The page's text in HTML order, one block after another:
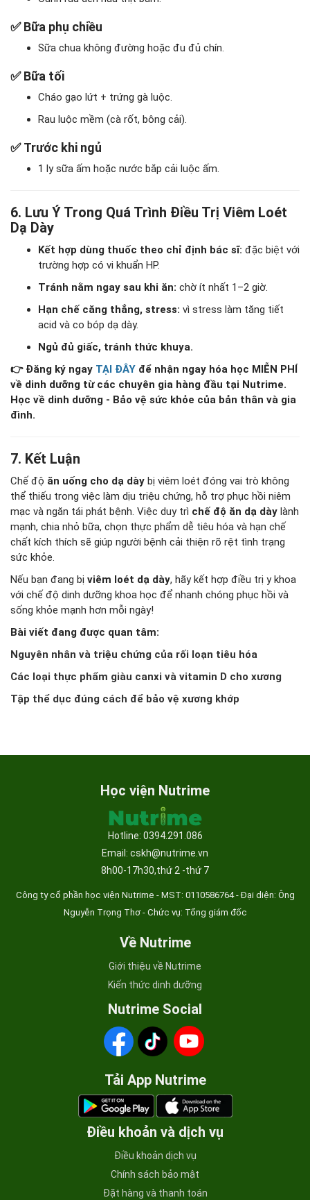
✅Bữa phụ chiều
Sữa chua không đường hoặc đu đủ chín.
✅Bữa tối
Cháo gạo lứt + trứng gà luộc.
Rau luộc mềm (cà rốt, bông cải).
✅Trước khi ngủ
1 ly sữa ấm hoặc nước bắp cải luộc ấm.
6. Lưu Ý Trong Quá Trình Điều Trị Viêm Loét
Dạ Dày
Kết hợp dùng thuốc theo chỉ định bác sĩ: đặc biệt với
trường hợp có vi khuẩn HP.
Tránh nằm ngay sau khi ăn: chờ ít nhất 1–2 giờ.
Hạn chế căng thẳng, stress: vì stress làm tăng tiết
acid và co bóp dạ dày.
Ngủ đủ giấc, tránh thức khuya.
👉 Đăng ký ngay TẠI ĐÂY để nhận ngay hóa học MIỄN PHÍ
về dinh dưỡng từ các chuyên gia hàng đầu tại Nutrime.
Học về dinh dưỡng - Bảo vệ sức khỏe của bản thân và gia
đình.
7. Kết Luận
Chế độ ăn uống cho dạ dày bị viêm loét đóng vai trò không
thể thiếu trong việc làm dịu triệu chứng, hỗ trợ phục hồi niêm
mạc và ngăn tái phát bệnh. Việc duy trì chế độ ăn dạ dày lành
mạnh, chia nhỏ bữa, chọn thực phẩm dễ tiêu hóa và hạn chế
chất kích thích sẽ giúp người bệnh cải thiện rõ rệt tình trạng
sức khỏe.
Nếu bạn đang bị viêm loét dạ dày, hãy kết hợp điều trị y khoa
với chế độ dinh dưỡng khoa học để nhanh chóng phục hồi và
sống khỏe mạnh hơn mỗi ngày!
Bài viết đang được quan tâm:
Nguyên nhân và triệu chứng của rối loạn tiêu hóa
Các loại thực phẩm giàu canxi và vitamin D cho xương
Tập thể dục đúng cách để bảo vệ xương khớp
Học viện Nutrime
Hotline: 0394.291.086
Email: cskh@nutrime.vn
8h00-17h30,thứ 2 -thứ 7
Công ty cổ phần học viện Nutrime - MST: 0110586764 - Đại diện: Ông
Nguyễn Trọng Thơ - Chức vụ: Tổng giám đốc
Về Nutrime
Giới thiệu về Nutrime
Kiến thức dinh dưỡng
Nutrime Social
Tải App Nutrime
Điều khoản và dịch vụ
Điều khoản dịch vụ
Chính sách bảo mật
Đặt hàng và thanh toán